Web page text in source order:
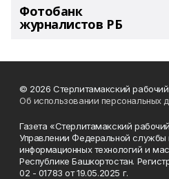
Фотобанк
журналистов РБ
© 2026 Стерлитамакский рабочий
Об использовании персональных
Газета «Стерлитамакский
Управлении Федеральной службы
информационных технологий и
Республике Башкортостан.
02 - 01783 от 19.05.2025 г.